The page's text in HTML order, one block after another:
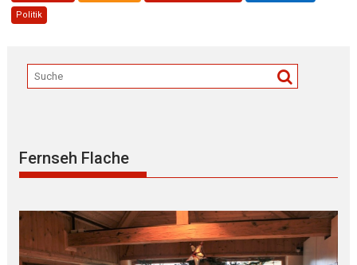
Politik
Fernseh Flache